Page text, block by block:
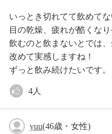
いっとき切れてて飲めて
目の乾燥、疲れが酷くな
飲むのと飲まないとでは、
改めて実感しますね！
ずっと飲み続けたいです。
4人
yuu(46歳・女性)